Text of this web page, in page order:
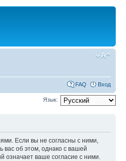
FAQ Вход
Язык:
Если вы не согласны с ними,
вас об этом, однако с вашей
означает ваше согласие с ними.